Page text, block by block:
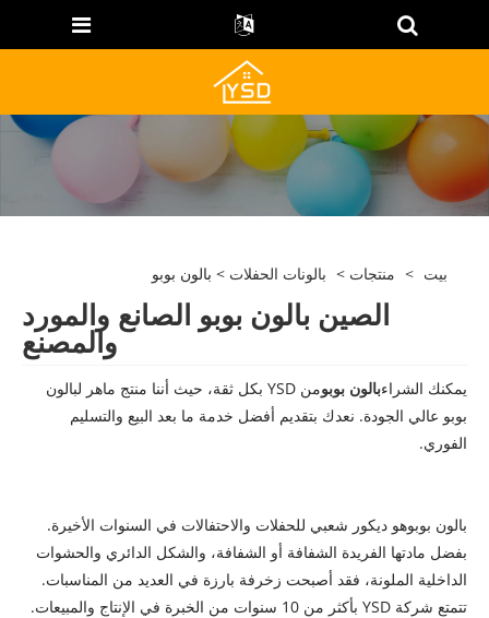
بيت > منتجات > بالونات الحفلات > بالون بوبو
الصين بالون بوبو الصانع والمورد
والمصنع
يمكنك الشراءبالون بوبو
من YSD بكل ثقة، حيث أننا منتج ماهر لبالون
بوبو عالي الجودة. نعدك بتقديم أفضل خدمة ما بعد البيع والتسليم
الفوري.
بالون بوبوهو ديكور شعبي للحفلات والاحتفالات في السنوات الأخيرة.
بفضل مادتها الفريدة الشفافة أو الشفافة، والشكل الدائري والحشوات
الداخلية الملونة، فقد أصبحت زخرفة بارزة في العديد من المناسبات.
تتمتع شركة YSD بأكثر من 10 سنوات من الخبرة في الإنتاج والمبيعات.